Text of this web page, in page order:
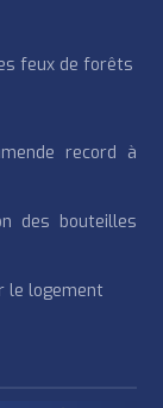
feux de forêts
record à
des bouteilles
le logement